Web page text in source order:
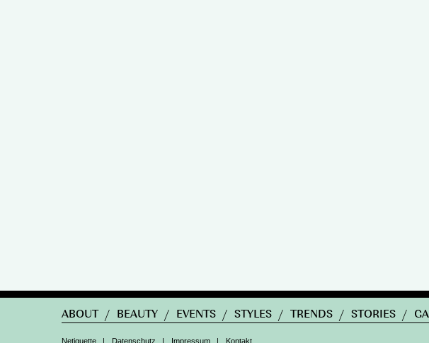
ABOUT / BEAUTY / EVENTS / STYLES / TRENDS / STORIES /
Netiquette | Datenschutz | Impressum | Kontakt